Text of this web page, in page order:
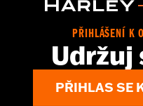
WARRANTY:REV'IT
d.com/warrantyfor full
Imported
PŘIHLÁŠENÍ K
Udržuj
PŘIHLAS SE